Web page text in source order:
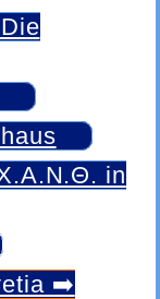
Χ.Α.Ν.Θ. in
➡️